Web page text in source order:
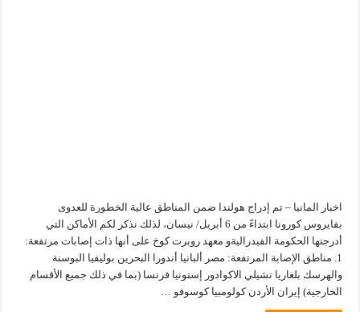
اخبار المانيا – تم إدراج هولندا ضمن المناطق عالية الخطورة للعدوى
بفايروس كورونا ابتداءً من 6 أبريل/ نيسان، لذلك نذكر لكم الأماكن التي
أدرجتها الحكومة الفيدراليةو معهد روبرت كوخ على أنها ذات إصابات مرتفعة:
1. مناطق الإصابة المرتفعة: مصر ألبانيا أندورا البحرين بوليفيا البوسنة
والهرسك بلغاريا تشيلي الاكوادور إستونيا فرنسا (بما في ذلك جميع الأقسام
الخارجية) إيران الأردن كولومبيا كوسوفو …